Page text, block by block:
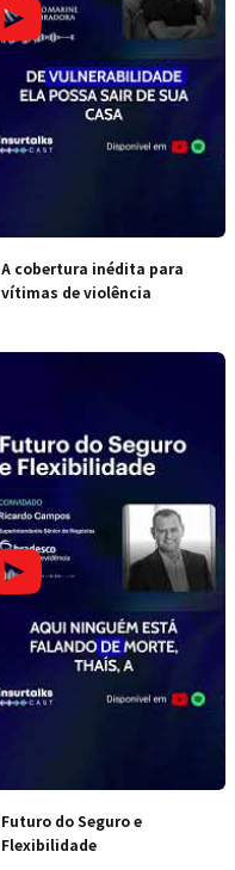
A cobertura inédita para
vítimas de violência
Futuro do Seguro e
Flexibilidade